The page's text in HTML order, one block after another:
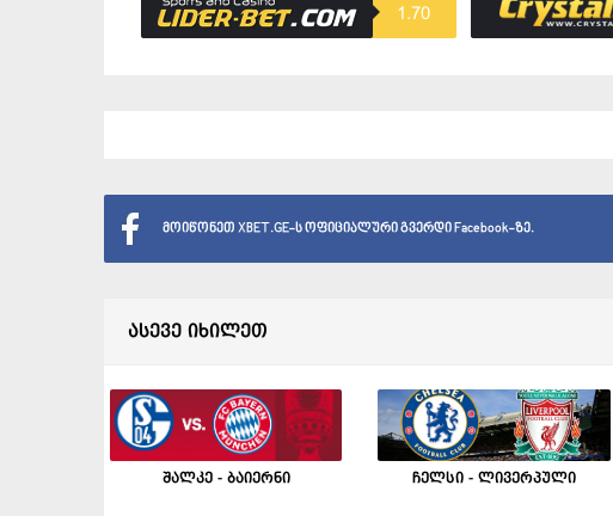
1.70
მოიწონეთ XBET.GE-ს ოფიციალური გვერდი Facebook-ზე.
ასევე იხილეთ
შალკე - ბაიერნი ჩელსი - ლივერპული